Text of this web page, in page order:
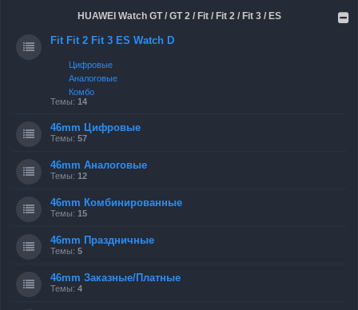
HUAWEI Watch GT / GT 2 / Fit / Fit 2 / Fit 3 / ES
Fit Fit 2 Fit 3 ES Watch D
Цифровые
Аналоговые
Комбо
Темы: 14
46mm Цифровые
Темы: 57
46mm Аналоговые
Темы: 12
46mm Комбинированные
Темы: 15
46mm Праздничные
Темы: 5
46mm Заказные/Платные
Темы: 4